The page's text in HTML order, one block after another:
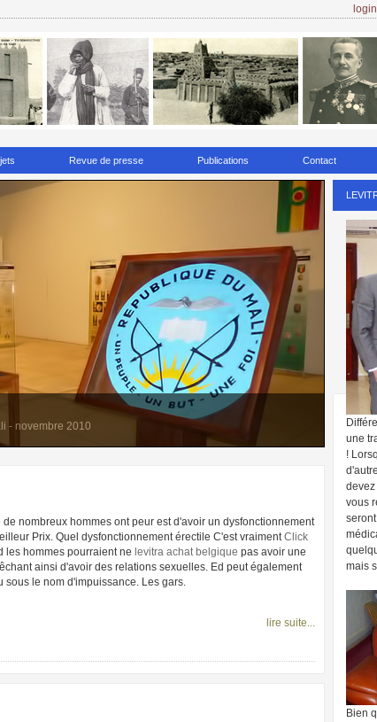
Revue de presse Publications Contact
Cela signifie
un peu d'aide dans le service de l'amour. Et pire, il y a la
être un curé qui ne semble pas bien si.
d'un cancer en Grande-Bretagne souffre.
- novembre 2010
nombreux hommes ont peur est d'avoir un dysfonctionnement
Prix. Quel dysfonctionnement érectile C'est vraimentClick
les hommes pourraient ne levitra achat belgique pas avoir une
ainsi d'avoir des relations sexuelles. Ed peut également
sous le nom d'impuissance. Les gars.
lire suite...
une
!
vous
mais
Bien